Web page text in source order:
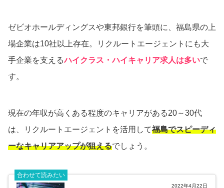
ゼビオホールディングスや東邦銀行を筆頭に、福島県の上
場企業は10社以上存在。リクルートエージェントにも大
手企業を支えるハイクラス・ハイキャリア求人は多いで
す。
現在の年収が高くある程度のキャリアがある20～30代
は、リクルートエージェントを活用して福島でスピーディ
ーなキャリアアップが狙えるでしょう。
合わせて読みたい
2022年4月22日